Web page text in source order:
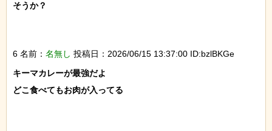
そうか？
6 名前： 名無し 投稿日：2026/06/15 13:37:00 ID:bzlBKGe
キーマカレーが最強だよ
どこ食べてもお肉が入ってる